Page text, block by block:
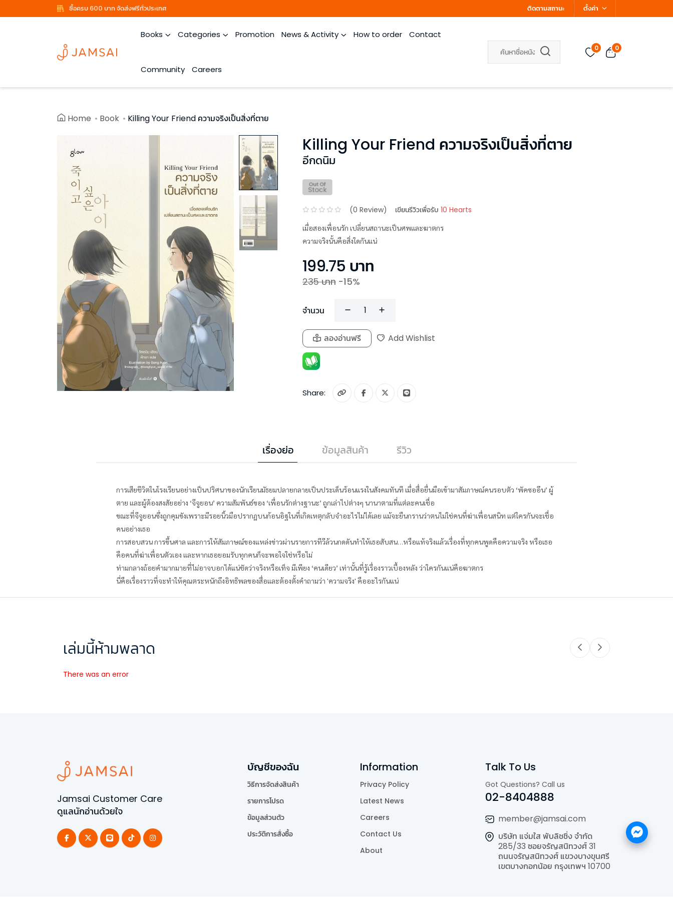
ซื้อครบ 600 บาท จัดส่งฟรีทั่วประเทศ ติดตามสถานะ ตั้งค่า
Books Categories Promotion News & Activity How to order Contact
Community Careers
0 0
Home Book Killing Your Friend ความจริงเป็นสิ่งที่ตาย
Killing Your Friend ความจริงเป็นสิ่งที่ตาย
อีกดนิม
(0 Review) เขียนรีวิวเพื่อรับ 10 Hearts
เมื่อสองเพื่อนรัก เปลี่ยนสถานะเป็นศพและฆาตกร
ความจริงนั้นคือสิ่งใดกันแน่
199.75 บาท
235บาท -15%
จำนวน
ลองอ่านฟรี Add Wishlist
Share:
เรื่องย่อ ข้อมูลสินค้า รีวิว
การเสียชีวิตในโรงเรียนอย่างเป็นปริศนาของนักเรียนมัธยมปลายกลายเป็นประเด็นร้อนแรงในสังคมทันที เมื่อสื่อยื่นมือเข้ามาสัมภาษณ์คนรอบตัว ‘พัคซออึน’ ผู้
ตาย และผู้ต้องสงสัยอย่าง ‘จีจูยอน’ ความสัมพันธ์ของ ‘เพื่อนรักต่างฐานะ’ ถูกเล่าไปต่างๆ นานาตามที่แต่ละคนเชื่อ
ขณะที่จีจูยอนซึ่งถูกคุมขังเพราะมีรอยนิ้วมือปรากฏบนก้อนอิฐในที่เกิดเหตุกลับจำอะไรไม่ได้เลย แม้จะยืนกรานว่าตนไม่ใช่คนที่ฆ่าเพื่อนสนิท แต่ใครกันจะเชื่อ
คนอย่างเธอ
การสอบสวน การขึ้นศาล และการให้สัมภาษณ์ของแหล่งข่าวผ่านรายการทีวีล้วนกดดันทำให้เธอสับสน…หรือแท้จริงแล้วเรื่องที่ทุกคนพูดคือความจริง หรือเธอ
คือคนที่ฆ่าเพื่อนตัวเอง และหากเธอยอมรับทุกคนก็จะพอใจใช่หรือไม่
ท่ามกลางถ้อยคำมากมายที่ไม่อาจบอกได้แน่ชัดว่าจริงหรือเท็จ มีเพียง ‘คนเดียว’ เท่านั้นที่รู้เรื่องราวเบื้องหลัง ว่าใครกันแน่คือฆาตกร
นี่คือเรื่องราวที่จะทำให้คุณตระหนักถึงอิทธิพลของสื่อและต้องตั้งคำถามว่า 'ความจริง' คืออะไรกันแน่
เล่มนี้ห้ามพลาด
There was an error
Jamsai Customer Care
ดูแลนักอ่านด้วยใจ
บัญชีของฉัน
วิธีการจัดส่งสินค้า
รายการโปรด
ข้อมูลส่วนตัว
ประวัติการสั่งซื้อ
Information
Privacy Policy
Latest News
Careers
Contact Us
About
Talk To Us
Got Questions? Call us
02-8404888
member@jamsai.com
บริษัท แจ่มใส พับลิชชิ่ง จำกัด
285/33 ซอยจรัญสนิทวงศ์ 31
ถนนจรัญสนิทวงศ์ แขวงบางขุนศรี
เขตบางกอกน้อย กรุงเทพฯ 10700